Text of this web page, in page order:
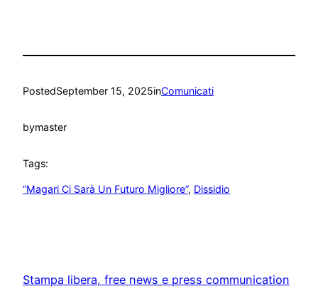
PostedSeptember 15, 2025inComunicati
bymaster
Tags:
“Magari Ci Sarà Un Futuro Migliore”, Dissidio
Stampa libera, free news e press communication